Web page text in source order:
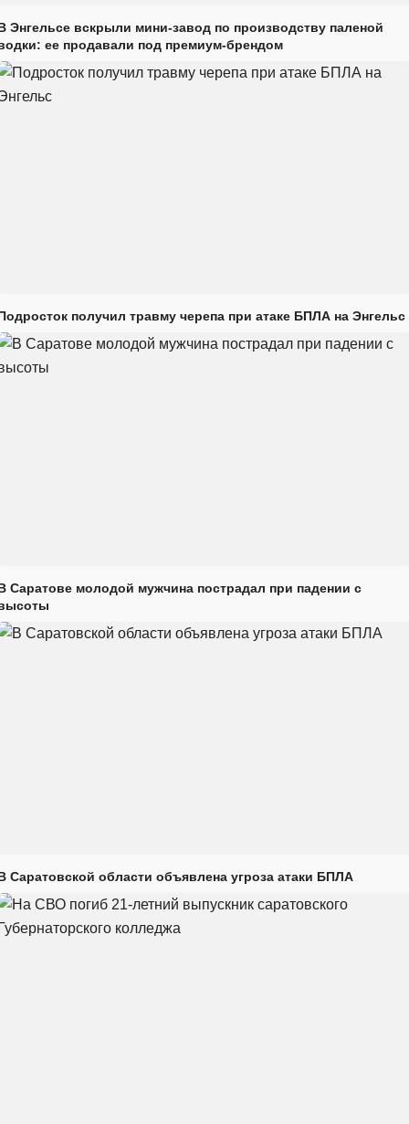
Энгельсе вскрыли мини-завод по производству паленой
ее продавали под премиум-брендом
получил травму черепа при атаке БПЛА на Энгельс
Саратове молодой мужчина пострадал при падении с
Саратовской области объявлена угроза атаки БПЛА